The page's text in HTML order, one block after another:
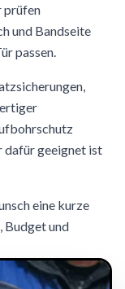
prüfen
und Bandseite
passen.
dafür geeignet ist
eine kurze
Budget und